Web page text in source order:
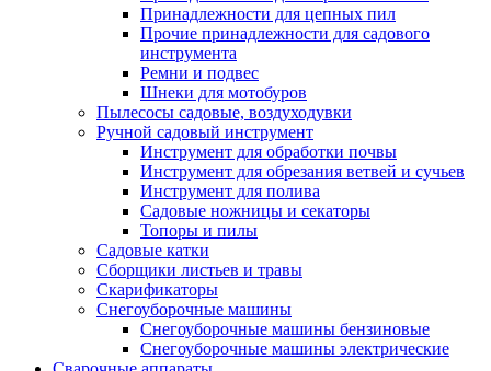
Принадлежности для цепных пил
Прочие принадлежности для садового
инструмента
Ремни и подвес
Шнеки для мотобуров
Пылесосы садовые, воздуходувки
Ручной садовый инструмент
Инструмент для обработки почвы
Инструмент для обрезания ветвей и сучьев
Инструмент для полива
Садовые ножницы и секаторы
Топоры и пилы
Садовые катки
Сборщики листьев и травы
Скарификаторы
Снегоуборочные машины
Снегоуборочные машины бензиновые
Снегоуборочные машины электрические